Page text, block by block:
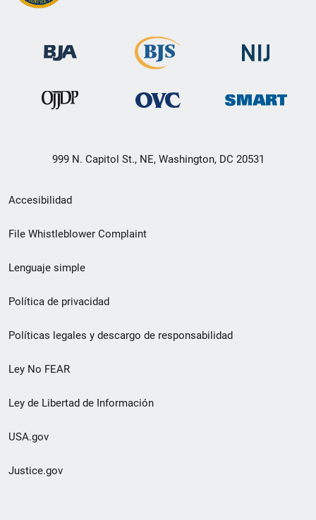
999 N. Capitol St., NE, Washington, DC 20531
Menú
de
de
pie
de
página
Accesibilidad
File Whistleblower Complaint
Lenguaje simple
Política de privacidad
Políticas legales y descargo de responsabilidad
Ley No FEAR
Ley de Libertad de Información
USA.gov
Justice.gov